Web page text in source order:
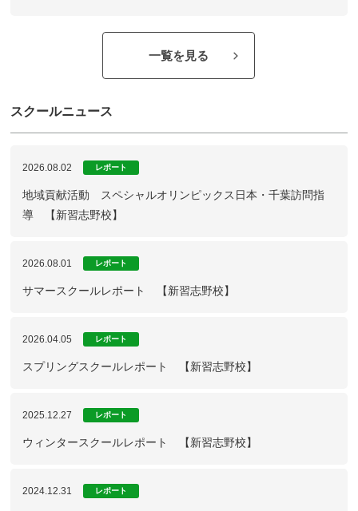
一覧を見る
スクールニュース
2026.08.02 レポート
地域貢献活動 スペシャルオリンピックス日本・千葉訪問指
導 【新習志野校】
2026.08.01 レポート
サマースクールレポート 【新習志野校】
2026.04.05 レポート
スプリングスクールレポート 【新習志野校】
2025.12.27 レポート
ウィンタースクールレポート 【新習志野校】
2024.12.31 レポート